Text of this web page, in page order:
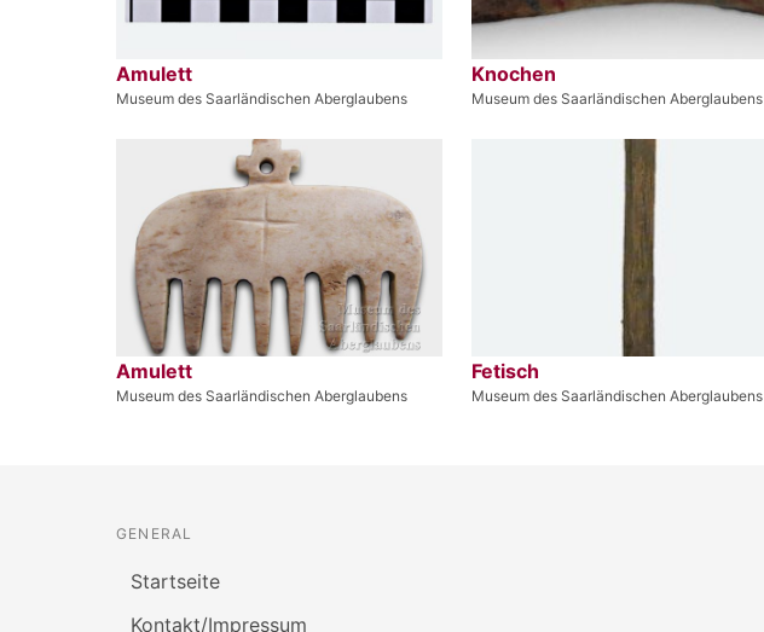
Amulett
Museum des Saarländischen Aberglaubens
Knochen
Museum des Saarländischen Aberglaubens
Amulett
Museum des Saarländischen Aberglaubens
Fetisch
Museum des Saarländischen Aberglaubens
GENERAL
Startseite
Kontakt/Impressum